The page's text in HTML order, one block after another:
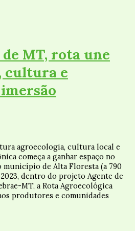
MT, rota une
cultura e
agroecologia, cultura local e
começa a ganhar espaço no
de Alta Floresta (a 790
dentro do projeto Agente de
MT, a Rota Agroecológica
produtores e comunidades